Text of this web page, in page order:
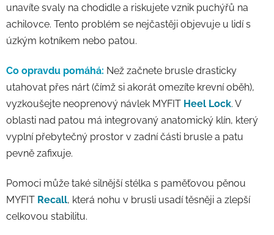
unavíte svaly na chodidle a riskujete vznik puchýřů na
achilovce. Tento problém se nejčastěji objevuje u lidí s
úzkým kotníkem nebo patou.
Co opravdu pomáhá: Než začnete brusle drasticky
utahovat přes nárt (čímž si akorát omezíte krevní oběh),
vyzkoušejte neoprenový návlek MYFIT Heel Lock. V
oblasti nad patou má integrovaný anatomický klín, který
vyplní přebytečný prostor v zadní části brusle a patu
pevně zafixuje.
Pomoci může také silnější stélka s paměťovou pěnou
MYFIT Recall, která nohu v brusli usadí těsněji a zlepší
celkovou stabilitu.